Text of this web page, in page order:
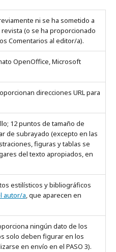
ni se ha sometido a
(o se ha proporcionado
Comentarios al editor/a).
OpenOffice, Microsoft
direcciones URL para
12 puntos de tamaño de
de subrayado (excepto en las
figuras y tablas se
del texto apropiados, en
estilísticos y bibliográficos
autor/a, que aparecen en
ningún dato de los
solo deben figurar en los
en envío en el PASO 3).